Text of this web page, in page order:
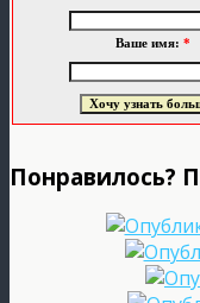
Ваше имя: *
Понравилось?